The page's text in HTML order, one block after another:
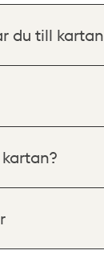
du till kartan